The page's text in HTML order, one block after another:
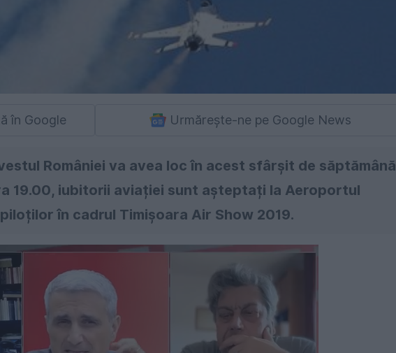
în Google Urmărește-ne pe Google News
României va avea loc în acest sfârșit de săptămână
19.00, iubitorii aviației sunt așteptați la Aeroportul
în cadrul Timișoara Air Show 2019.